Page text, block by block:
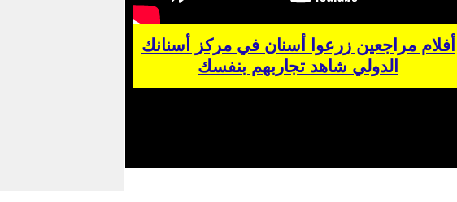
أفلام مراجعين زرعوا أسنان في مركز أسنانك
الدولي شاهد تجاربهم بنفسك